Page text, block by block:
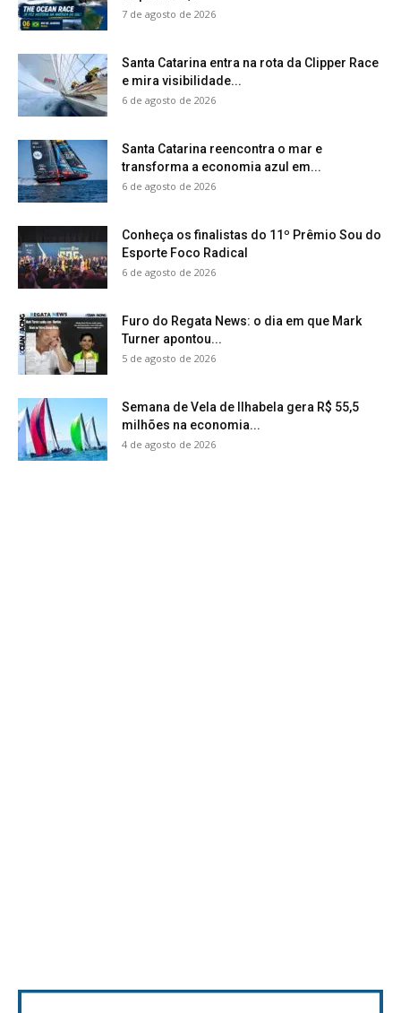
7 de agosto de 2026
Santa Catarina entra na rota da Clipper Race
e mira visibilidade...
6 de agosto de 2026
Santa Catarina reencontra o mar e
transforma a economia azul em...
6 de agosto de 2026
Conheça os finalistas do 11º Prêmio Sou do
Esporte Foco Radical
6 de agosto de 2026
Furo do Regata News: o dia em que Mark
Turner apontou...
5 de agosto de 2026
Semana de Vela de Ilhabela gera R$ 55,5
milhões na economia...
4 de agosto de 2026